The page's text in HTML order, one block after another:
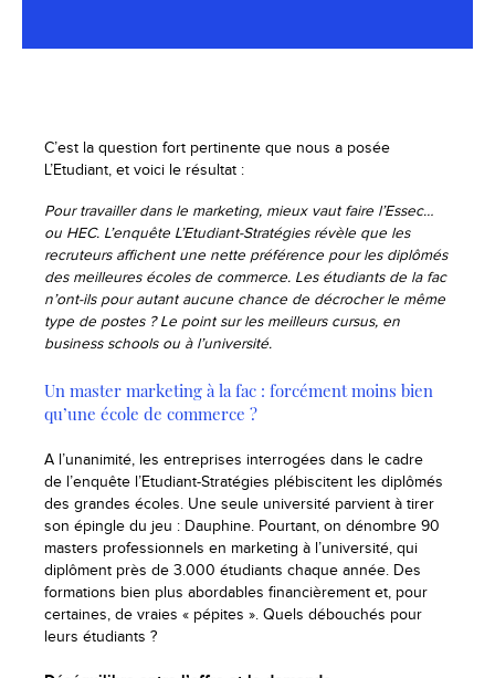
C’est la question fort pertinente que nous a posée
L’Etudiant, et voici le résultat :
Pour travailler dans le marketing, mieux vaut faire l’Essec…
ou HEC. L’enquête L’Etudiant-Stratégies révèle que les
recruteurs affichent une nette préférence pour les diplômés
des meilleures écoles de commerce. Les étudiants de la fac
n’ont-ils pour autant aucune chance de décrocher le même
type de postes ? Le point sur les meilleurs cursus, en
business schools ou à l’université.
Un master marketing à la fac : forcément moins bien
qu’une école de commerce ?
A l’unanimité, les entreprises interrogées dans le cadre
de l’enquête l’Etudiant-Stratégies plébiscitent les diplômés
des grandes écoles. Une seule université parvient à tirer
son épingle du jeu : Dauphine. Pourtant, on dénombre 90
masters professionnels en marketing à l’université, qui
diplôment près de 3.000 étudiants chaque année. Des
formations bien plus abordables financièrement et, pour
certaines, de vraies « pépites ». Quels débouchés pour
leurs étudiants ?